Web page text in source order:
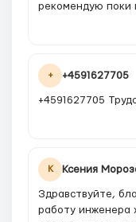
рекомендую поки
+ +4591627705
+4591627705
К Ксения
Здравствуйте,
работу инженера